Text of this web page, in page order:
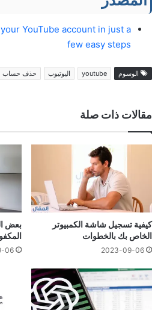
YouTube account in just a
few easy steps
الوسوم youtube اليوتيوب حذف حساب
مقالات ذات صلة
كيفية تسجيل شاشة الكمبيوتر
الخاص بك بالخطوات
2023-09-06
بعض
06